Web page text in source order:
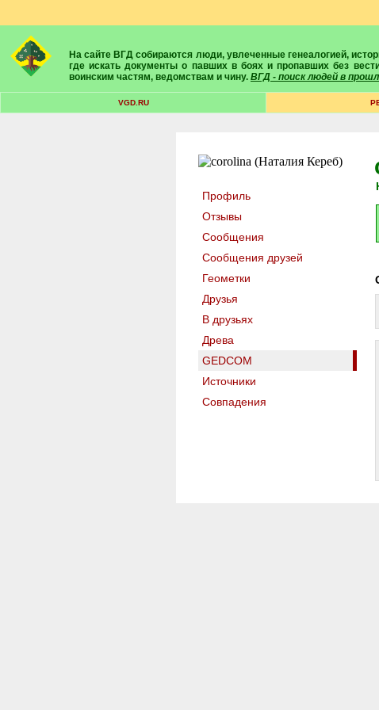
На сайте ВГД собираются люди, увлеченные генеалогией, историей, геральдикой и т.д. Здесь вы найдете собеседников, экспертов, умелых помощников в поисках предков и родственников. Вам подскажут
где искать документы о павших в боях и пропавших без
воинским частям, ведомствам и чину. ВГД - поиск людей в
VGD.RU
Профиль
Отзывы
Сообщения
Сообщения друзей
Геометки
Друзья
В друзьях
Древа
GEDCOM
Источники
Совпадения